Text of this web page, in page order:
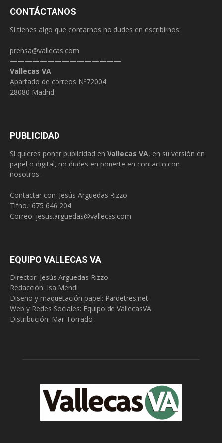
CONTÁCTANOS
Si tienes algo que contarnos no dudes en escribirnos:
prensa@vallecas.com
———————————————
Vallecas VA
Apartado de correos Nº72004
28080 Madrid
PUBLICIDAD
Si quieres poner publicidad en Vallecas VA, en su versión en
papel o digital, no dudes en ponerte en contacto con
nosotros.
Contactar con: Jesús Arguedas Rizzo
Tlfno.: 675 646 204
Correo: jesus.arguedas@vallecas.com
EQUIPO VALLECAS VA
Director: Jesús Arguedas Rizzo
Redacción: Isa Mendi
Diseño y maquetación papel: Pardetres.net
Web y Redes Sociales: Equipo de VallecasVA
Distribución: Mar Torrado